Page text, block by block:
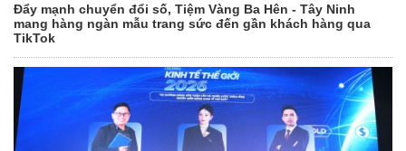
Đẩy mạnh chuyển đổi số, Tiệm Vàng Ba Hên - Tây Ninh
mang hàng ngàn mẫu trang sức đến gần khách hàng qua
TikTok